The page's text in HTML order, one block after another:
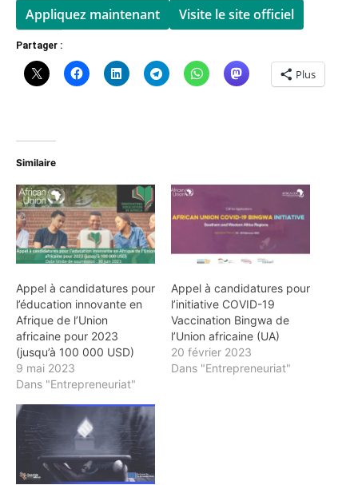
Appliquez maintenant Visite le site officiel
Partager :
Plus
Similaire
Appel à candidatures pour
l’éducation innovante en
Afrique de l’Union
africaine pour 2023
(jusqu’à 100 000 USD)
9 mai 2023
Dans "Entrepreneuriat"
Appel à candidatures pour
l’initiative COVID-19
Vaccination Bingwa de
l’Union africaine (UA)
20 février 2023
Dans "Entrepreneuriat"